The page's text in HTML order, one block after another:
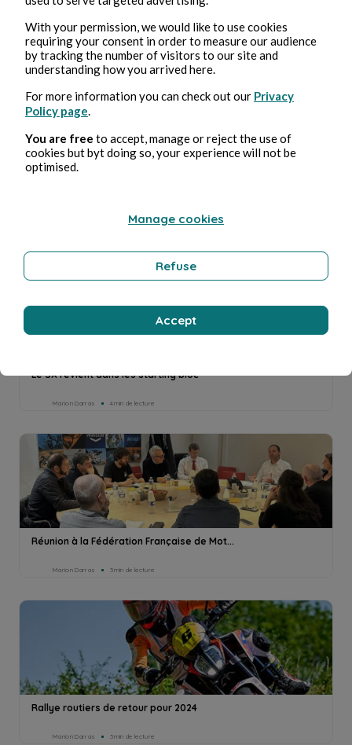
Supercross Championnat de France
Marion Darras 4min de lecture
Le SX revient dans les starting bloc
Marion Darras 4min de lecture
Réunion à la Fédération Française de Mot...
Marion Darras 3min de lecture
Rallye routiers de retour pour 2024
Marion Darras 3min de lecture
With your permission, we would like to use cookies
requiring your consent in order to measure our audience
by tracking the number of visitors to our site and
understanding how you arrived here.
For more information you can check out our Privacy
Policy page
You are free to accept, manage or reject the use of
cookies but byt doing so, your experience will not be
optimised.
Manage cookies
Refuse
Accept